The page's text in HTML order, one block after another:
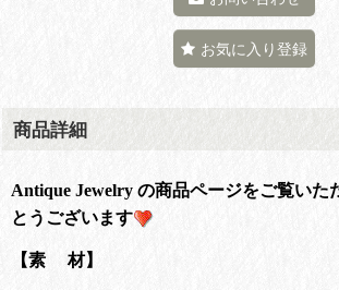
お気に入り登録
商品詳細
Antique Jewelry の商品ページをご覧いた
とうございます
【素 材】